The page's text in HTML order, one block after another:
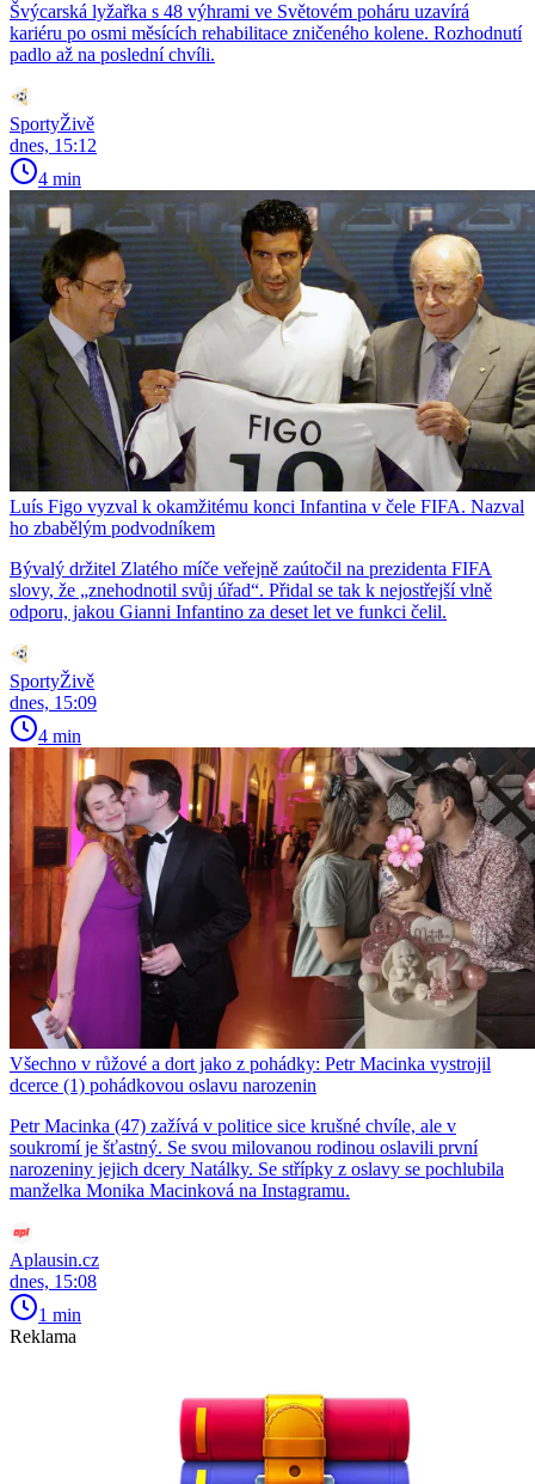
Švýcarská lyžařka s 48 výhrami ve Světovém poháru uzavírá
kariéru po osmi měsících rehabilitace zničeného kolene. Rozhodnutí
padlo až na poslední chvíli.
SportyŽivě
dnes, 15:12
4 min
Luís Figo vyzval k okamžitému konci Infantina v čele FIFA. Nazval
ho zbabělým podvodníkem
Bývalý držitel Zlatého míče veřejně zaútočil na prezidenta FIFA
slovy, že „znehodnotil svůj úřad“. Přidal se tak k nejostřejší vlně
odporu, jakou Gianni Infantino za deset let ve funkci čelil.
SportyŽivě
dnes, 15:09
4 min
Všechno v růžové a dort jako z pohádky: Petr Macinka vystrojil
dcerce (1) pohádkovou oslavu narozenin
Petr Macinka (47) zažívá v politice sice krušné chvíle, ale v
soukromí je šťastný. Se svou milovanou rodinou oslavili první
narozeniny jejich dcery Natálky. Se střípky z oslavy se pochlubila
manželka Monika Macinková na Instagramu.
Aplausin.cz
dnes, 15:08
1 min
Reklama